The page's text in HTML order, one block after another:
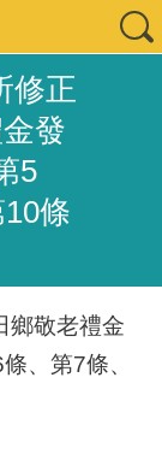
修正
發
5
條
鄉敬老禮金
、第7條、